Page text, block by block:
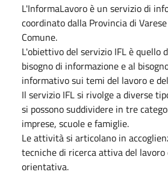
L'InformaLavoro è un servizio di
coordinato dalla Provincia di
Comune.
L'obiettivo del servizio IFL è quello
bisogno di informazione e al
informativo sui temi del lavoro e
Il servizio IFL si rivolge a diverse
si possono suddividere in tre
imprese, scuole e famiglie.
Le attività si articolano in
tecniche di ricerca attiva del lavoro
orientativa.